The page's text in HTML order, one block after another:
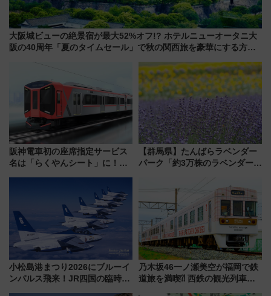
大阪城ビューの絶景宿が最大52%オフ!? ホテルニューオータニ大
阪の40周年「夏のタイムセール」で秋の関西旅を豪華にする方法
阪神電車初の座席指定サービス
名は「らくやんシート」に！新
【群馬県】たんばらラベンダー
パーク「約3万株のラベンダー」
で都心から約1時間半で夏の絶景
小松島港まつり2026にブルーイ
ンパルス飛来！JR四国の臨時ダ
乃木坂46一ノ瀬美空が福岡で鉄
道旅を満喫⁈ 西鉄の観光列車